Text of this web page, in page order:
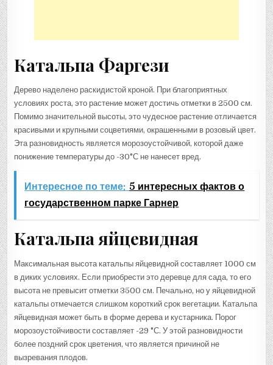
Катальпа Фаргези
Дерево наделено раскидистой кроной. При благоприятных
условиях роста, это растение может достичь отметки в 2500 см.
Помимо значительной высоты, это чудесное растение отличается
красивыми и крупными соцветиями, окрашенными в розовый цвет.
Эта разновидность является морозоустойчивой, которой даже
понижение температуры до -30°С не нанесет вред.
Интересное по теме: 5 интересных фактов о
государственном парке Гарнер
Катальпа яйцевидная
Максимальная высота катальпы яйцевидной составляет 1000 см
в диких условиях. Если приобрести это деревце для сада, то его
высота не превысит отметки 3500 см. Печально, но у яйцевидной
катальпы отмечается слишком короткий срок вегетации. Катальпа
яйцевидная может быть в форме дерева и кустарника. Порог
морозоустойчивости составляет -29 °С. У этой разновидности
более поздний срок цветения, что является причиной не
вызревания плодов.